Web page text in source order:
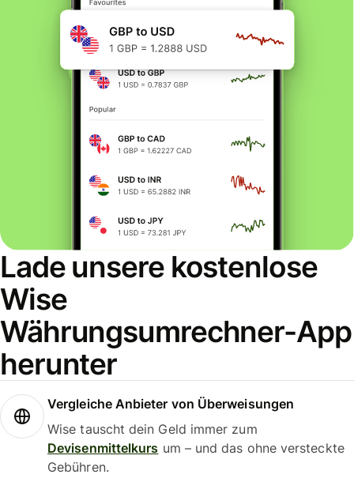
Lade unsere kostenlose
Wise
Währungsumrechner-App
herunter
Vergleiche Anbieter von Überweisungen
Wise tauscht dein Geld immer zum
Devisenmittelkurs um – und das ohne versteckte
Gebühren.